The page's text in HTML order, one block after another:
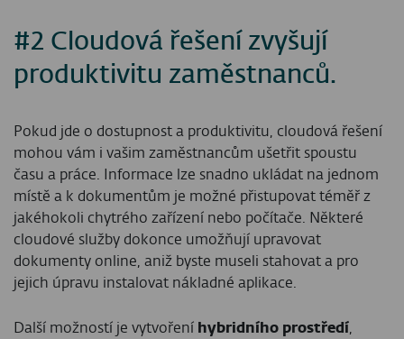
#2 Cloudová řešení zvyšují
produktivitu zaměstnanců.
Pokud jde o dostupnost a produktivitu, cloudová řešení
mohou vám i vašim zaměstnancům ušetřit spoustu
času a práce. Informace lze snadno ukládat na jednom
místě a k dokumentům je možné přistupovat téměř z
jakéhokoli chytrého zařízení nebo počítače. Některé
cloudové služby dokonce umožňují upravovat
dokumenty online, aniž byste museli stahovat a pro
jejich úpravu instalovat nákladné aplikace.
Další možností je vytvoření hybridního prostředí,